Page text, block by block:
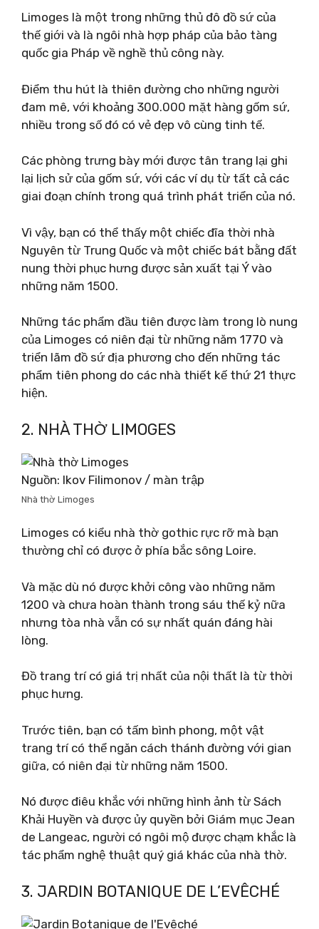
Limoges là một trong những thủ đô đồ sứ của
thế giới và là ngôi nhà hợp pháp của bảo tàng
quốc gia Pháp về nghề thủ công này.
Điểm thu hút là thiên đường cho những người
đam mê, với khoảng 300.000 mặt hàng gốm sứ,
nhiều trong số đó có vẻ đẹp vô cùng tinh tế.
Các phòng trưng bày mới được tân trang lại ghi
lại lịch sử của gốm sứ, với các ví dụ từ tất cả các
giai đoạn chính trong quá trình phát triển của nó.
Vì vậy, bạn có thể thấy một chiếc đĩa thời nhà
Nguyên từ Trung Quốc và một chiếc bát bằng đất
nung thời phục hưng được sản xuất tại Ý vào
những năm 1500.
Những tác phẩm đầu tiên được làm trong lò nung
của Limoges có niên đại từ những năm 1770 và
triển lãm đồ sứ địa phương cho đến những tác
phẩm tiên phong do các nhà thiết kế thứ 21 thực
hiện.
2. NHÀ THỜ LIMOGES
Nguồn: Ikov Filimonov / màn trập
Nhà thờ Limoges
Limoges có kiểu nhà thờ gothic rực rỡ mà bạn
thường chỉ có được ở phía bắc sông Loire.
Và mặc dù nó được khởi công vào những năm
1200 và chưa hoàn thành trong sáu thế kỷ nữa
nhưng tòa nhà vẫn có sự nhất quán đáng hài
lòng.
Đồ trang trí có giá trị nhất của nội thất là từ thời
phục hưng.
Trước tiên, bạn có tấm bình phong, một vật
trang trí có thể ngăn cách thánh đường với gian
giữa, có niên đại từ những năm 1500.
Nó được điêu khắc với những hình ảnh từ Sách
Khải Huyền và được ủy quyền bởi Giám mục Jean
de Langeac, người có ngôi mộ được chạm khắc là
tác phẩm nghệ thuật quý giá khác của nhà thờ.
3. JARDIN BOTANIQUE DE L’EVÊCHÉ